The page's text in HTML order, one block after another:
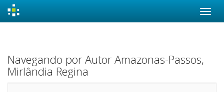
Navegando por Autor Amazonas-Passos,
Mirlândia Regina